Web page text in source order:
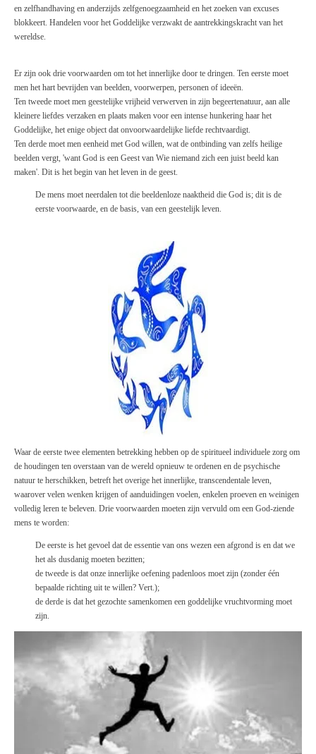
en zelfhandhaving en anderzijds zelfgenoegzaamheid en het zoeken van excuses
blokkeert. Handelen voor het Goddelijke verzwakt de aantrekkingskracht van het
wereldse.
Er zijn ook drie voorwaarden om tot het innerlijke door te dringen. Ten eerste moet
men het hart bevrijden van beelden, voorwerpen, personen of ideeën.
Ten tweede moet men geestelijke vrijheid verwerven in zijn begeertenatuur, aan alle
kleinere liefdes verzaken en plaats maken voor een intense hunkering haar het
Goddelijke, het enige object dat onvoorwaardelijke liefde rechtvaardigt.
Ten derde moet men eenheid met God willen, wat de ontbinding van zelfs heilige
beelden vergt, 'want God is een Geest van Wie niemand zich een juist beeld kan
maken'. Dit is het begin van het leven in de geest.
De mens moet neerdalen tot die beeldenloze naaktheid die God is; dit is de
eerste voorwaarde, en de basis, van een geestelijk leven.
Waar de eerste twee elementen betrekking hebben op de spiritueel individuele zorg om
de houdingen ten overstaan van de wereld opnieuw te ordenen en de psychische
natuur te herschikken, betreft het overige het innerlijke, transcendentale leven,
waarover velen wenken krijgen of aanduidingen voelen, enkelen proeven en weinigen
volledig leren te beleven. Drie voorwaarden moeten zijn vervuld om een God-ziende
mens te worden:
De eerste is het gevoel dat de essentie van ons wezen een afgrond is en dat we
het als dusdanig moeten bezitten;
de tweede is dat onze innerlijke oefening padenloos moet zijn (zonder één
bepaalde richting uit te willen? Vert.);
de derde is dat het gezochte samenkomen een goddelijke vruchtvorming moet
zijn.